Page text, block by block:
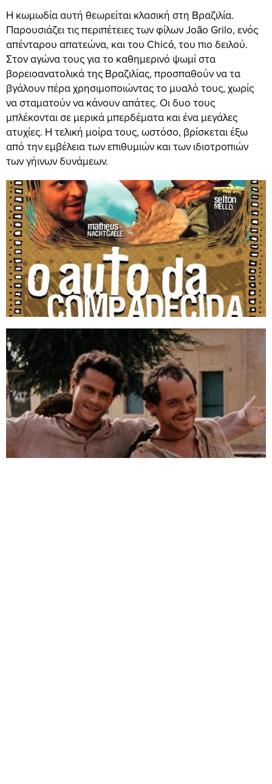
Η κωμωδία αυτή θεωρείται κλασική στη Βραζιλία.
Παρουσιάζει τις περιπέτειες των φίλων João Grilo, ενός
απένταρου απατεώνα, και του Chicó, του πιο δειλού.
Στον αγώνα τους για το καθημερινό ψωμί στα
βορειοανατολικά της Βραζιλίας, προσπαθούν να τα
βγάλουν πέρα χρησιμοποιώντας το μυαλό τους, χωρίς
να σταματούν να κάνουν απάτες. Οι δυο τους
μπλέκονται σε μερικά μπερδέματα και ένα μεγάλες
ατυχίες. Η τελική μοίρα τους, ωστόσο, βρίσκεται έξω
από την εμβέλεια των επιθυμιών και των ιδιοτροπιών
των γήινων δυνάμεων.